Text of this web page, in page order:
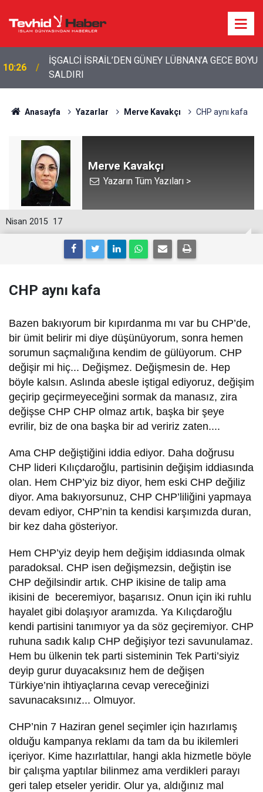
10:15
El-Cezire: Hürmüz Boğazı anlaşması çok yakında
açıklanacak
Anasayfa Yazarlar Merve Kavakçı CHP aynı kafa
Merve Kavakçı
Yazarın Tüm Yazıları >
17
Nisan 2015
CHP aynı kafa
Bazen bakıyorum bir kıpırdanma mı var bu CHP’de,
bir ümit belirir mi diye düşünüyorum, sonra hemen
sorumun saçmalığına kendim de gülüyorum. CHP
değişir mi hiç... Değişmez. Değişmesin de. Hep
böyle kalsın. Aslında abesle iştigal ediyoruz, değişim
geçirip geçirmeyeceğini sormak da manasız, zira
değişse CHP CHP olmaz artık, başka bir şeye
evrilir, biz de ona başka bir ad veririz zaten....
Ama CHP değiştiğini iddia ediyor. Daha doğrusu
CHP lideri Kılıçdaroğlu, partisinin değişim iddiasında
olan. Hem CHP’yiz biz diyor, hem eski CHP değiliz
diyor. Ama bakıyorsunuz, CHP CHP’liliğini yapmaya
devam ediyor, CHP’nin ta kendisi karşımızda duran,
bir kez daha gösteriyor.
Hem CHP’yiz deyip hem değişim iddiasında olmak
paradoksal. CHP isen değişmezsin, değiştin ise
CHP değilsindir artık. CHP ikisine de talip ama
ikisini de beceremiyor, başarısız. Onun için iki ruhlu
hayalet gibi dolaşıyor aramızda. Ya Kılıçdaroğlu
kendi partisini tanımıyor ya da söz geçiremiyor. CHP
ruhuna sadık kalıp CHP değişiyor tezi savunulamaz.
Hem bu ülkenin tek parti sisteminin Tek Parti’siyiz
deyip gurur duyacaksınız hem de değişen
Türkiye’nin ihtiyaçlarına cevap vereceğinizi
savunacaksınız... Olmuyor.
CHP’nin 7 Haziran genel seçimler için hazırlamış
olduğu kampanya reklamı da tam da bu ikilemleri
içeriyor. Kime hazırlattılar, hangi akla hizmetle böyle
bir çalışma yaptılar bilinmez ama verdikleri parayı
geri talep etseler yeridir. Olur ya, aldığınız mal